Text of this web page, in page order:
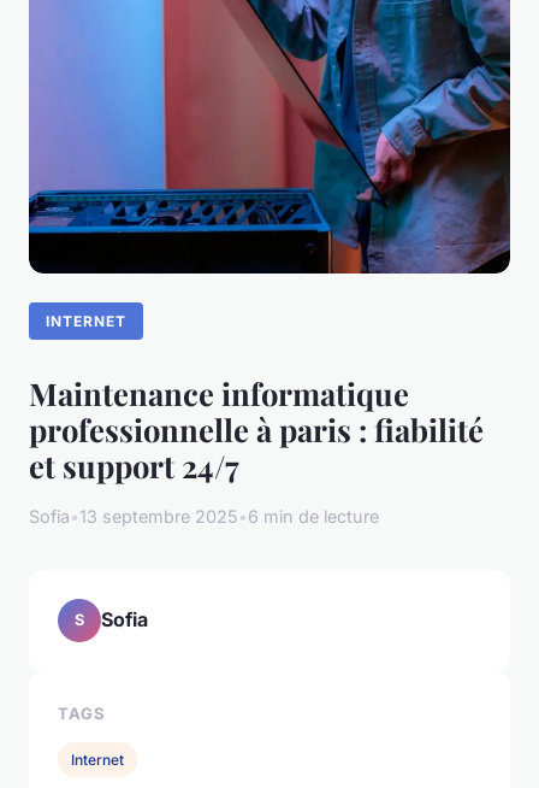
INTERNET
Maintenance informatique
professionnelle à paris : fiabilité
et support 24/7
Sofia•13 septembre 2025•6 min de lecture
S Sofia
TAGS
Internet